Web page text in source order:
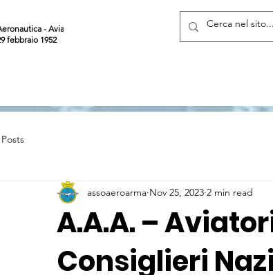
- Aviatori d'Italia ETS
febbraio 1952
A.A.A. –
Consiglieri
assoaeroarma Nov 25, 2023 2 min read